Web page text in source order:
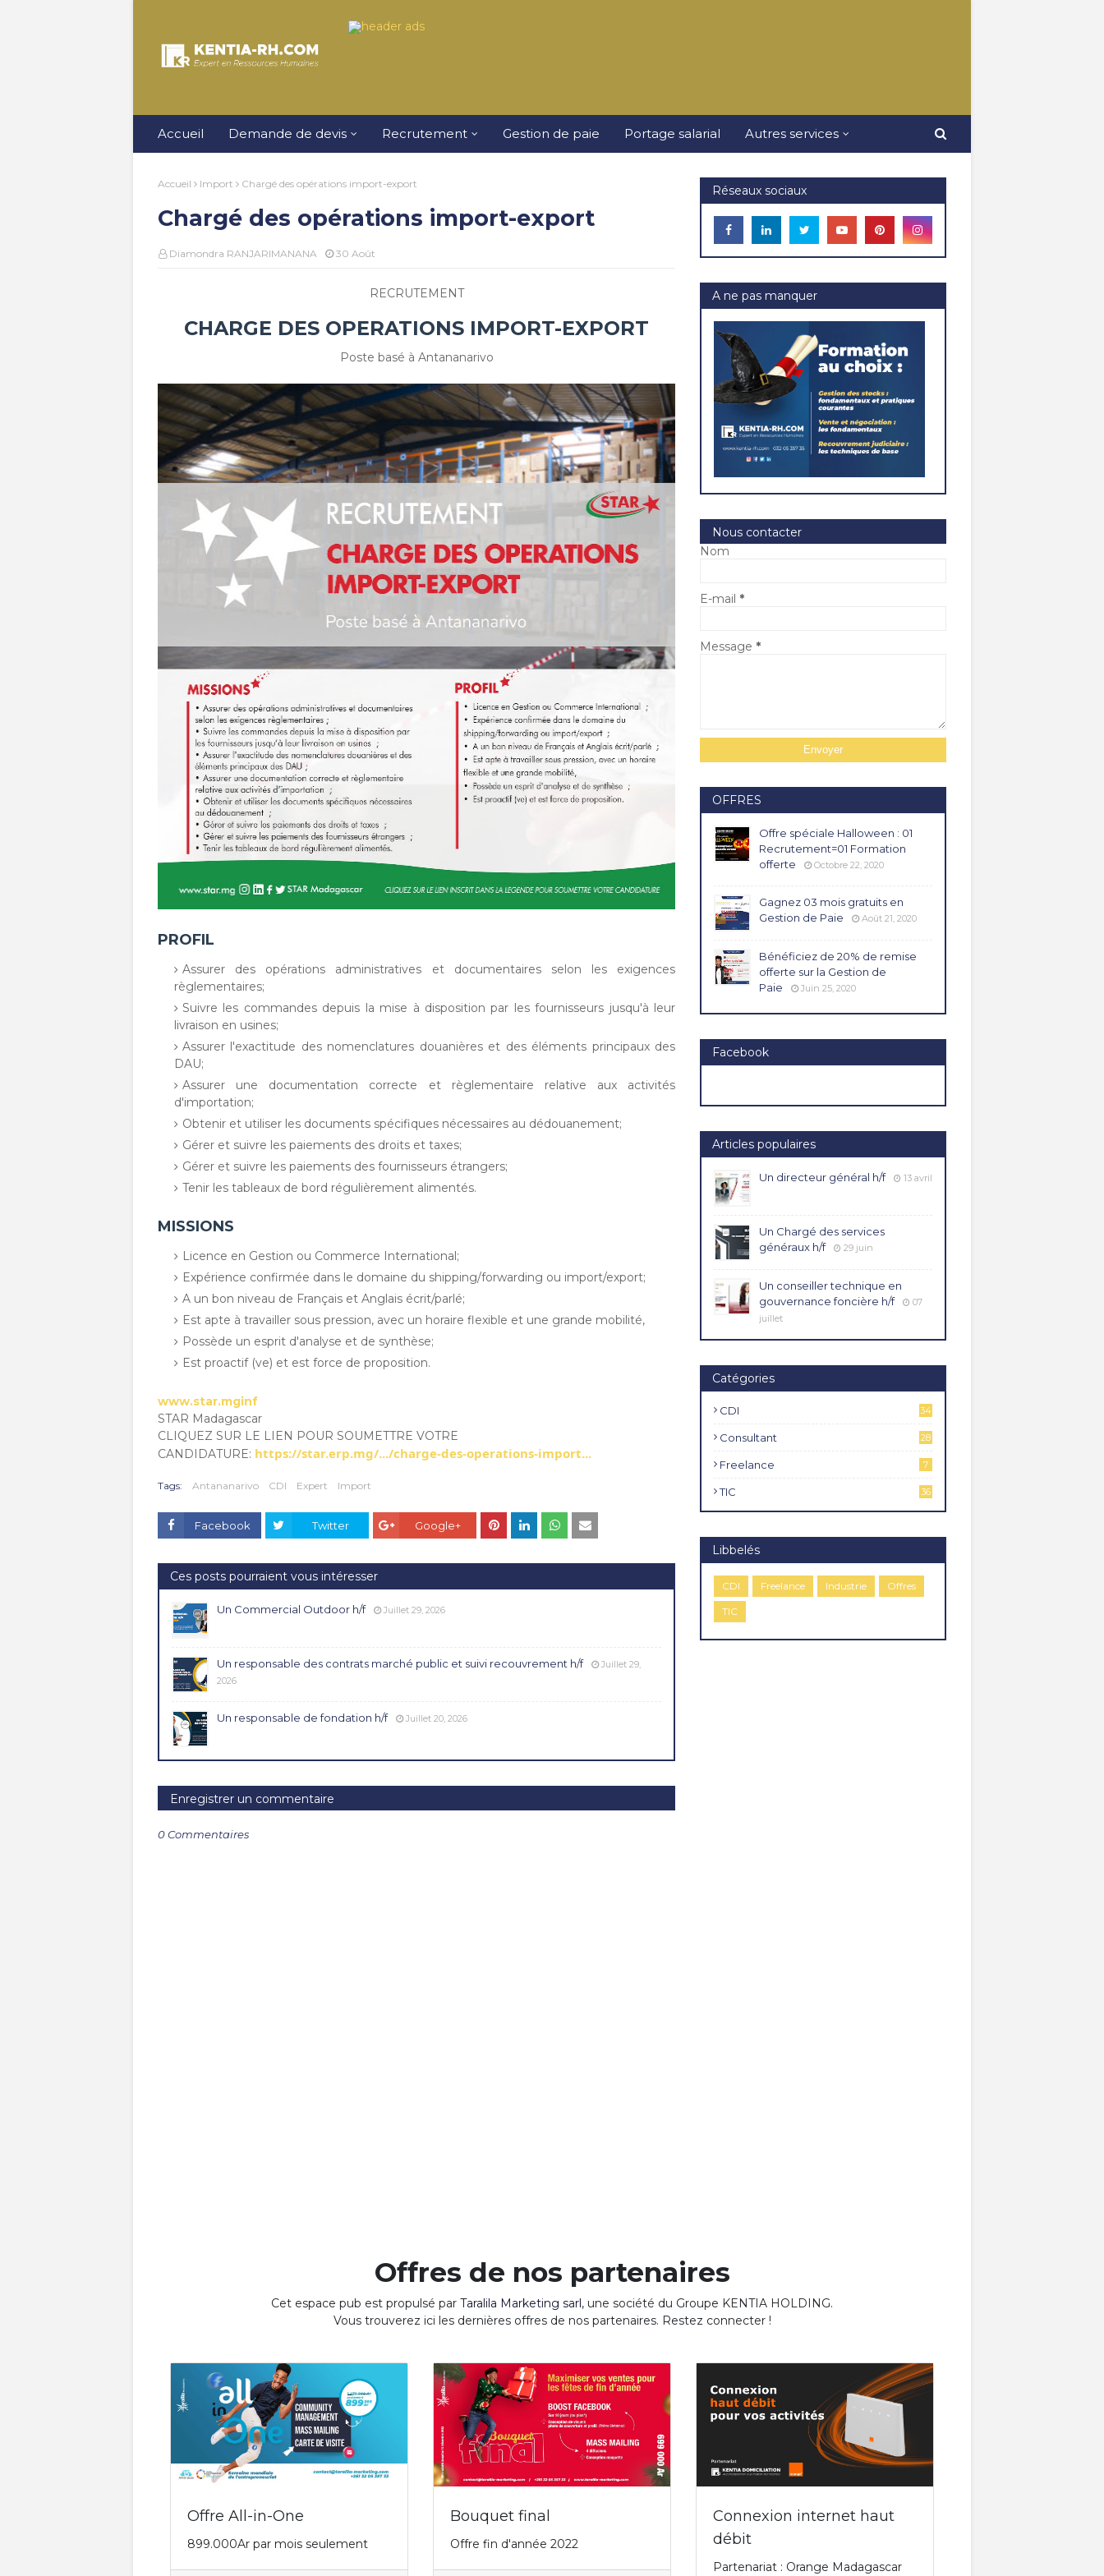
Accueil Demande de devis Recrutement Gestion de paie Portage salarial Autres services
Accueil Import Chargé des opérations import-export
Chargé des opérations import-export
Diamondra RANJARIMANANA 30 Août
RECRUTEMENT
CHARGE DES OPERATIONS IMPORT-EXPORT
Poste basé à Antananarivo
PROFIL
Assurer des opérations administratives et documentaires selon les exigences
règlementaires;
Suivre les commandes depuis la mise à disposition par les fournisseurs jusqu'à leur
livraison en usines;
Assurer l'exactitude des nomenclatures douanières et des éléments principaux des
DAU;
Assurer une documentation correcte et règlementaire relative aux activités
d'importation;
Obtenir et utiliser les documents spécifiques nécessaires au dédouanement;
Gérer et suivre les paiements des droits et taxes;
Gérer et suivre les paiements des fournisseurs étrangers;
Tenir les tableaux de bord régulièrement alimentés.
MISSIONS
Licence en Gestion ou Commerce International;
Expérience confirmée dans le domaine du shipping/forwarding ou import/export;
A un bon niveau de Français et Anglais écrit/parlé;
Est apte à travailler sous pression, avec un horaire flexible et une grande mobilité,
Possède un esprit d'analyse et de synthèse;
Est proactif (ve) et est force de proposition.
www.star.mginf
STAR Madagascar
CLIQUEZ SUR LE LIEN POUR SOUMETTRE VOTRE
CANDIDATURE: https://star.erp.mg/.../charge-des-operations-import...
Tags: Antananarivo CDI Expert Import
Facebook Twitter Google+
Ces posts pourraient vous intéresser
Un Commercial Outdoor h/f Juillet 29, 2026
Un responsable des contrats marché public et suivi recouvrement h/f
Juillet 29,
2026
Un responsable de fondation h/f Juillet 20, 2026
Enregistrer un commentaire
0 Commentaires
Réseaux sociaux
A ne pas manquer
Nous contacter
Nom
E-mail *
Message *
OFFRES
Offre spéciale Halloween : 01
Recrutement=01 Formation
offerte
Octobre 22, 2020
Gagnez 03 mois gratuits en
Gestion de Paie
Août 21, 2020
Bénéficiez de 20% de remise
offerte sur la Gestion de
Paie
Juin 25, 2020
Facebook
Articles populaires
Un directeur général h/f 13 avril
Un Chargé des services
généraux h/f
29 juin
Un conseiller technique en
gouvernance foncière h/f
07
juillet
Catégories
CDI
34
Consultant 28
Freelance 7
TIC 36
Libbelés
CDI Freelance Industrie Offres
TIC